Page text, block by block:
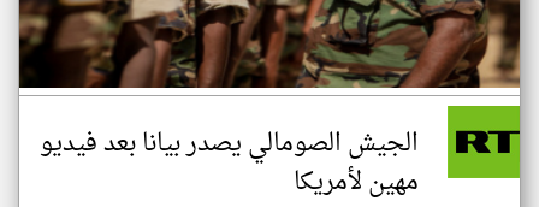
الجيش الصومالي يصدر بيانا بعد فيديو
مهين لأمريكا